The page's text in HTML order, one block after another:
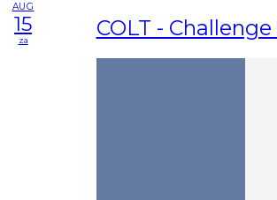
AUG
15
za COLT -